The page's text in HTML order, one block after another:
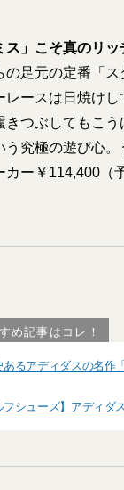
ス」こそ真のリッ
の足元の定番「
レースは日焼け
きつぶしてもこ
究極の遊び心
カー￥114,400（
め記事はコレ！
るアディダスの名作
フシューズ】アディ